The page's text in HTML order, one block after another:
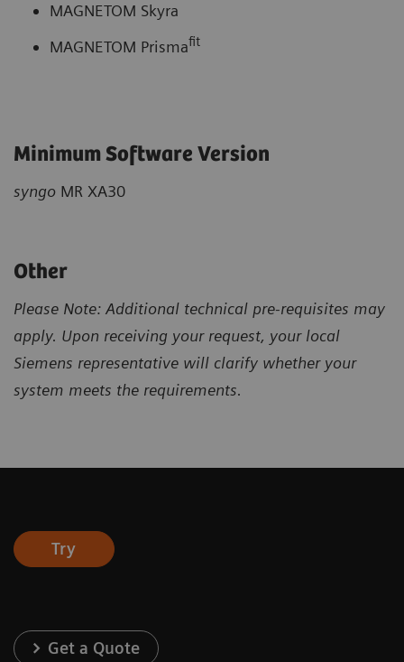
MAGNETOM Skyra
MAGNETOM Prismafit
Minimum Software Version
syngo MR XA30
Other
Please Note: Additional technical pre-requisites may
apply. Upon receiving your request, your local
Siemens representative will clarify whether your
system meets the requirements.
Try
Get a Quote